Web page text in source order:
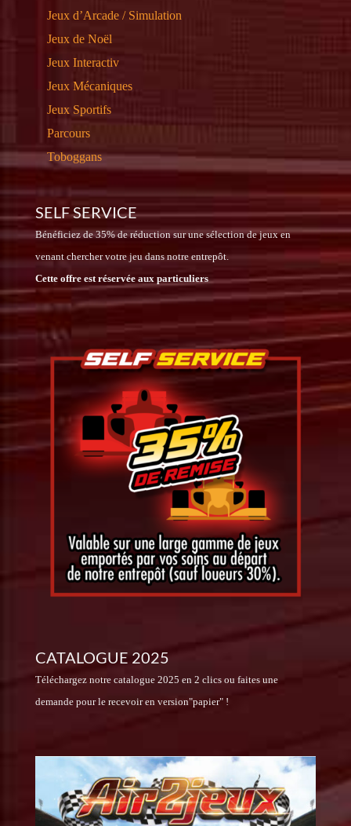
Jeux d’Arcade / Simulation
Jeux de Noël
Jeux Interactiv
Jeux Mécaniques
Jeux Sportifs
Parcours
Toboggans
SELF SERVICE
Bénéficiez de 35% de réduction sur une sélection de jeux en
venant chercher votre jeu dans notre entrepôt.
Cette offre est réservée aux particuliers
CATALOGUE 2025
Téléchargez notre catalogue 2025 en 2 clics ou faites une
demande pour le recevoir en version"papier" !